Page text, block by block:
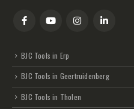
BJC Tools in Erp
BJC Tools in Geertruidenberg
BJC Tools in Tholen